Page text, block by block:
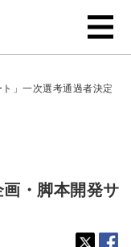
」一次選考通過者決定
・脚本開発サ